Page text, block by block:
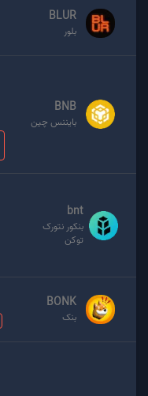
BLUR
بلور
BNB
بایننس چین
bnt
بنکور نتورک
توکن
BONK
بنک